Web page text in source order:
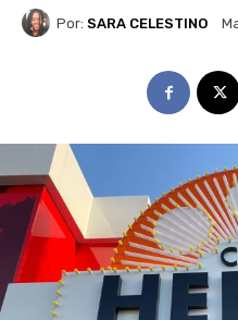
Por: SARA CELESTINO